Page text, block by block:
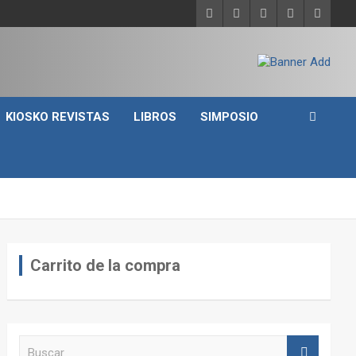
KIOSKO REVISTAS LIBROS SIMPOSIO
Carrito de la compra